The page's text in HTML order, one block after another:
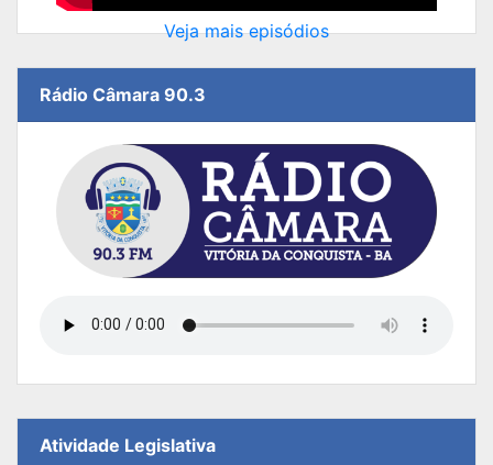
Veja mais episódios
Rádio Câmara 90.3
Atividade Legislativa